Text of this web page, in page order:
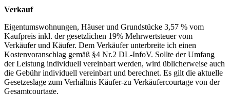
Verkauf
Eigentumswohnungen, Häuser und Grundstücke 3,57 % vom
Kaufpreis inkl. der gesetzlichen 19% Mehrwertsteuer vom
Verkäufer und Käufer. Dem Verkäufer unterbreite ich einen
Kostenvoranschlag gemäß §4 Nr.2 DL-InfoV. Sollte der Umfang
der Leistung individuell vereinbart werden, wird üblicherweise auch
die Gebühr individuell vereinbart und berechnet. Es gilt die aktuelle
Gesetzeslage zum Verhältnis Käufer-zu Verkäufercourtage von der
Gesamtcourtage.